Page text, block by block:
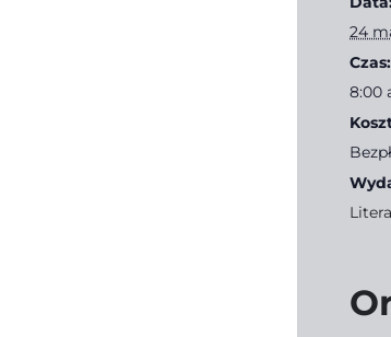
24
Czas:
8:00